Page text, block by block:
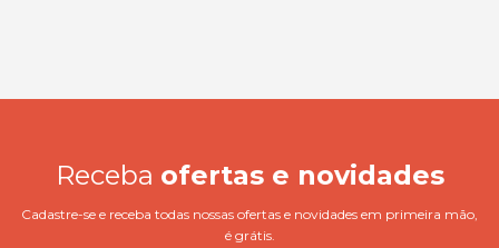
Receba ofertas e novidades
Cadastre-se e receba todas nossas ofertas e novidades em primeira mão,
é grátis.